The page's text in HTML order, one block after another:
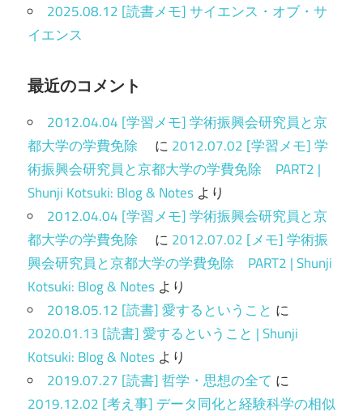
2025.08.12 [読書メモ] サイエンス・オブ・サ
イエンス
最近のコメント
2012.04.04 [学習メモ] 学術振興会研究員と京
都大学の学費免除
に 2012.07.02 [学習メモ] 学
術振興会研究員と京都大学の学費免除 PART2 |
Shunji Kotsuki: Blog & Notes より
2012.04.04 [学習メモ] 学術振興会研究員と京
都大学の学費免除
に 2012.07.02 [メモ] 学術振
興会研究員と京都大学の学費免除 PART2 | Shunji
Kotsuki: Blog & Notes より
2018.05.12 [読書] 愛するということ に
2020.01.13 [読書] 愛するということ | Shunji
Kotsuki: Blog & Notes より
2019.07.27 [読書] 哲学・思想の全て に
2019.12.02 [考え事] データ同化と経験科学の相似